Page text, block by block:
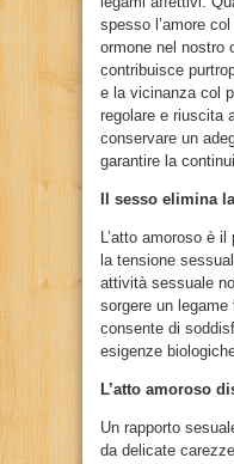
spesso l’amore
ormone nel nostro
contribuisce
e la vicinanza col
regolare e riuscita
conservare un
garantire la
Il sesso elimina
L’atto amoroso è
la tensione
attività sessuale
sorgere un
consente di
esigenze
L’atto amoroso
Un rapporto
da delicate